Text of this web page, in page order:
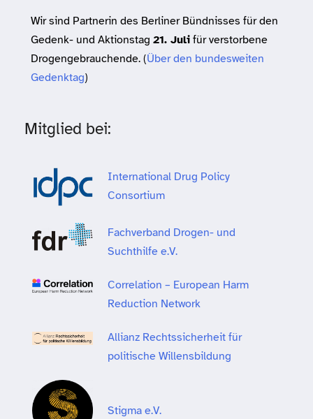
Wir sind Partnerin des Berliner Bündnisses für den
Gedenk- und Aktionstag 21. Julifür verstorbene
Drogengebrauchende. (Über den bundesweiten
Gedenktag)
Mitglied bei:
International Drug Policy
Consortium
Fachverband Drogen- und
Suchthilfe e.V.
Correlation – European Harm
Reduction Network
Allianz Rechtssicherheit für
politische Willensbildung
Stigma e.V.